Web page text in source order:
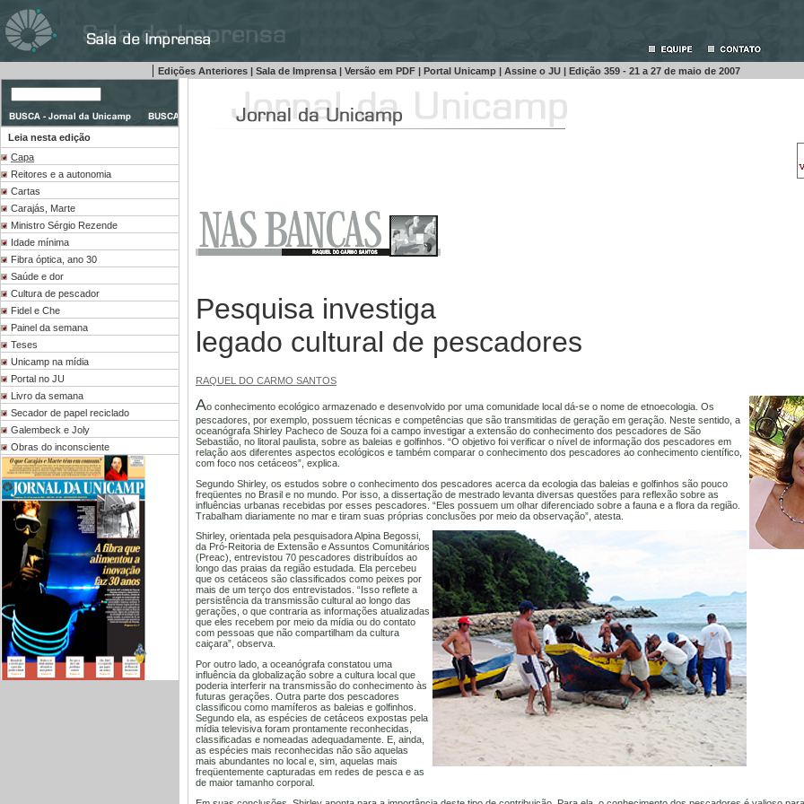
| Edições Anteriores | Sala de Imprensa | Versão em PDF | Portal Unicamp | Assine o JU | Edição 359 - 21 a 27 de maio de 2007
Leia nesta edição
Capa
Reitores e a autonomia
Cartas
Carajás, Marte
Ministro Sérgio Rezende
Idade mínima
Fibra óptica, ano 30
Saúde e dor
Cultura de pescador
Fidel e Che
Painel da semana
Teses
Unicamp na mídia
Portal no JU
Livro da semana
Secador de papel reciclado
Galembeck e Joly
Obras do inconsciente
Pesquisa investiga
legado cultural de pescadores
RAQUEL DO CARMO SANTOS
Ao conhecimento ecológico armazenado e desenvolvido por uma comunidade local dá-se o nome de etnoecologia. Os
pescadores, por exemplo, possuem técnicas e competências que são transmitidas de geração em geração. Neste sentido, a
oceanógrafa Shirley Pacheco de Souza foi a campo investigar a extensão do conhecimento dos pescadores de São
Sebastião, no litoral paulista, sobre as baleias e golfinhos. “O objetivo foi verificar o nível de informação dos pescadores em
relação aos diferentes aspectos ecológicos e também comparar o conhecimento dos pescadores ao conhecimento científico,
com foco nos cetáceos”, explica.
Segundo Shirley, os estudos sobre o conhecimento dos pescadores acerca da ecologia das baleias e golfinhos são pouco
freqüentes no Brasil e no mundo. Por isso, a dissertação de mestrado levanta diversas questões para reflexão sobre as
influências urbanas recebidas por esses pescadores. “Eles possuem um olhar diferenciado sobre a fauna e a flora da região.
Trabalham diariamente no mar e tiram suas próprias conclusões por meio da observação”, atesta.
Shirley, orientada pela pesquisadora Alpina Begossi,
da Pró-Reitoria de Extensão e Assuntos Comunitários
(Preac), entrevistou 70 pescadores distribuídos ao
longo das praias da região estudada. Ela percebeu
que os cetáceos são classificados como peixes por
mais de um terço dos entrevistados. “Isso reflete a
persistência da transmissão cultural ao longo das
gerações, o que contraria as informações atualizadas
que eles recebem por meio da mídia ou do contato
com pessoas que não compartilham da cultura
caiçara”, observa.
Por outro lado, a oceanógrafa constatou uma
influência da globalização sobre a cultura local que
poderia interferir na transmissão do conhecimento às
futuras gerações. Outra parte dos pescadores
classificou como mamíferos as baleias e golfinhos.
Segundo ela, as espécies de cetáceos expostas pela
mídia televisiva foram prontamente reconhecidas,
classificadas e nomeadas adequadamente. E, ainda,
as espécies mais reconhecidas não são aquelas
mais abundantes no local e, sim, aquelas mais
freqüentemente capturadas em redes de pesca e as
de maior tamanho corporal.